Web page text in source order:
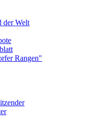
der Welt
Rangen"